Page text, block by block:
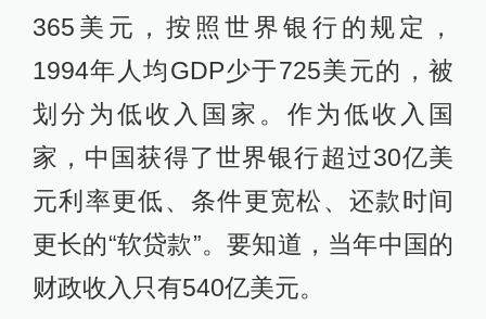
365美元，按照世界银行的规定，
1994年人均GDP少于725美元的，被
划分为低收入国家。作为低收入国
家，中国获得了世界银行超过30亿美
元利率更低、条件更宽松、还款时间
更长的“软贷款”。要知道，当年中国的
财政收入只有540亿美元。